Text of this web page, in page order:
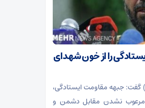
را از خون شهدای
گفت: جبهه مقاومت ایستادگی،
مرعوب نشدن مقابل دشمن و